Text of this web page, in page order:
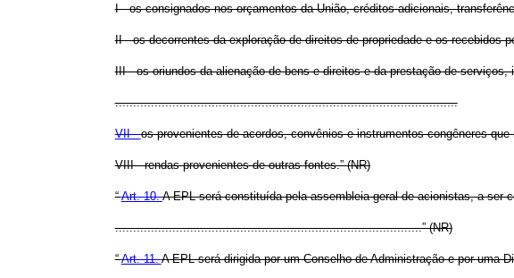
I - os consignados nos orçamentos da União, créditos adicionais,
II - os decorrentes da exploração de direitos de propriedade e os recebidos
III - os oriundos da alienação de bens e direitos e da prestação de
................................................................................................
VII -os provenientes de acordos, convênios e instrumentos congêneres
VIII - rendas provenientes de outras fontes.” (NR)
“Art. 10.A EPL será constituída pela assembleia geral de acionistas, a ser
......................................................................................” (NR)
“Art. 11.A EPL será dirigida por um Conselho de Administração e por uma